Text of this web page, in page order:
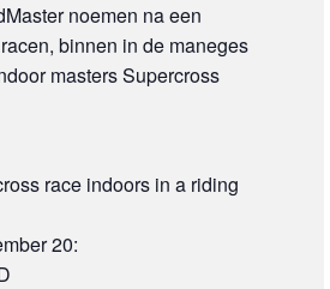
noemen na een
binnen in de maneges
masters Supercross
race indoors in a riding
20: